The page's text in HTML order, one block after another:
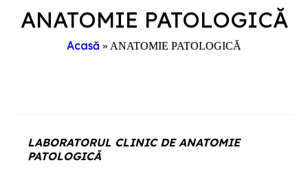
ANATOMIE PATOLOGICĂ
Acasă » ANATOMIE PATOLOGICĂ
LABORATORUL CLINIC DE ANATOMIE
PATOLOGICĂ